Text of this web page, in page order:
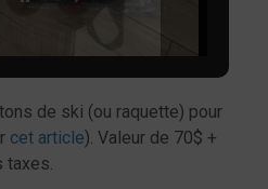
de ski (ou raquette) pour
cet article). Valeur de 70$ +
taxes.